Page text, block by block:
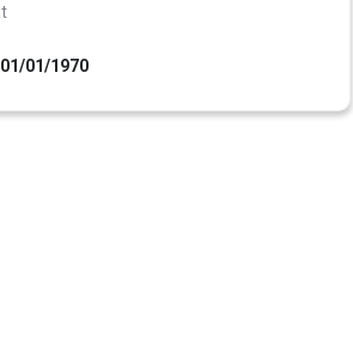
01/1970